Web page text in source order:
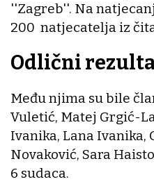
''Zagreb''. Na
200 natjecatelja iz
Odlični
Među njima su bile
Vuletić, Matej Grgić-
Ivanika, Lana Ivanika,
Novaković, Sara
6 sudaca.